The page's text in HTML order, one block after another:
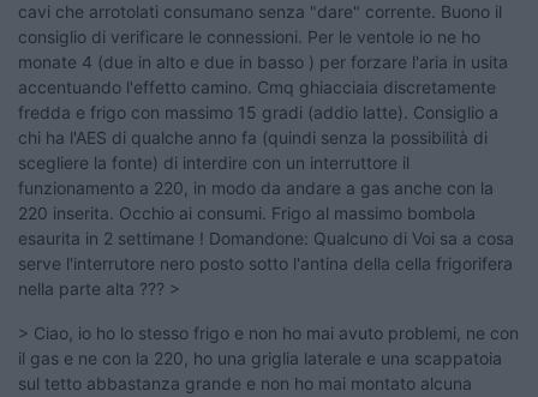
cavi che arrotolati consumano senza "dare" corrente. Buono il
consiglio di verificare le connessioni. Per le ventole io ne ho
monate 4 (due in alto e due in basso ) per forzare l'aria in usita
accentuando l'effetto camino. Cmq ghiacciaia discretamente
fredda e frigo con massimo 15 gradi (addio latte). Consiglio a
chi ha l'AES di qualche anno fa (quindi senza la possibilità di
scegliere la fonte) di interdire con un interruttore il
funzionamento a 220, in modo da andare a gas anche con la
220 inserita. Occhio ai consumi. Frigo al massimo bombola
esaurita in 2 settimane ! Domandone: Qualcuno di Voi sa a cosa
serve l'interrutore nero posto sotto l'antina della cella frigorifera
nella parte alta ??? >
> Ciao, io ho lo stesso frigo e non ho mai avuto problemi, ne con
il gas e ne con la 220, ho una griglia laterale e una scappatoia
sul tetto abbastanza grande e non ho mai montato alcuna